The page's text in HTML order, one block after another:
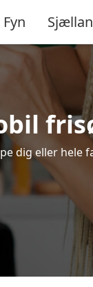
Fyn
dig eller hele